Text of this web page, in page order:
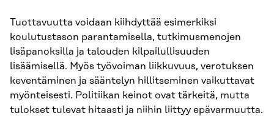
Tuottavuutta voidaan kiihdyttää esimerkiksi
koulutustason parantamisella, tutkimusmenojen
lisäpanoksilla ja talouden kilpailullisuuden
lisäämisellä. Myös työvoiman liikkuvuus, verotuksen
keventäminen ja sääntelyn hillitseminen vaikuttavat
myönteisesti. Politiikan keinot ovat tärkeitä, mutta
tulokset tulevat hitaasti ja niihin liittyy epävarmuutta.